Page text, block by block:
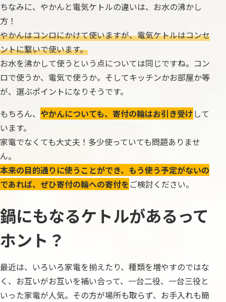
ちなみに、やかんと電気ケトルの違いは、お水の沸かし
方！
やかんはコンロにかけて使いますが、電気ケトルはコンセ
ントに繋いで使います。
お水を沸かして使うという点については同じですね。コン
ロで使うか、電気で使うか。そしてキッチンかお部屋か等
が、選ぶポイントになりそうです。
もちろん、 やかんについても、寄付の輪はお引き受けして
います。
家電でなくても大丈夫！多少使っていても問題ありませ
ん。
本来の目的通りに使うことができ、もう使う予定がないの
であれば、ぜひ寄付の輪への寄付をご検討ください。
鍋にもなるケトルがあるって
ホント？
最近は、いろいろ家電を揃えたり、種類を増やすのではな
く、お互いがお互いを補い合って、一台二役、一台三役と
いった家電が人気。その方が場所も取らず、お手入れも簡